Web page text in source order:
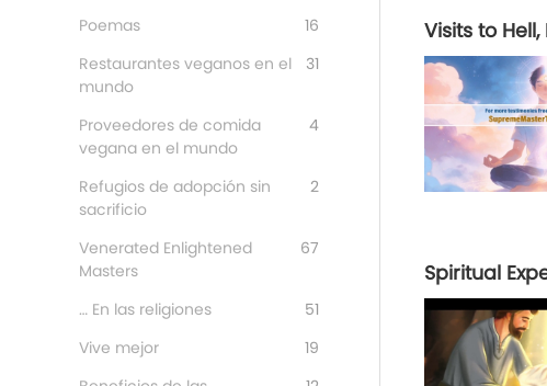
Poemas
16
Restaurantes veganos en el
mundo
31
Proveedores de comida
vegana en el mundo
4
Refugios de adopción sin
sacrificio
2
Venerated Enlightened
Masters
67
… En las religiones
51
Vive mejor
19
Visits to
Spiritual